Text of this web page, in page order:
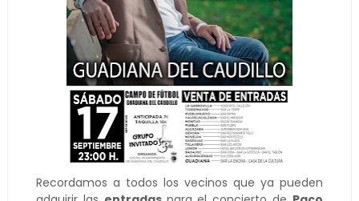
Recordamos a todos los vecinos que ya pueden